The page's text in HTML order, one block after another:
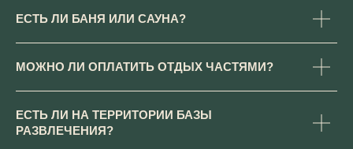
ЕСТЬ ЛИ БАНЯ ИЛИ САУНА?
МОЖНО ЛИ ОПЛАТИТЬ ОТДЫХ ЧАСТЯМИ?
ЕСТЬ ЛИ НА ТЕРРИТОРИИ БАЗЫ
РАЗВЛЕЧЕНИЯ?